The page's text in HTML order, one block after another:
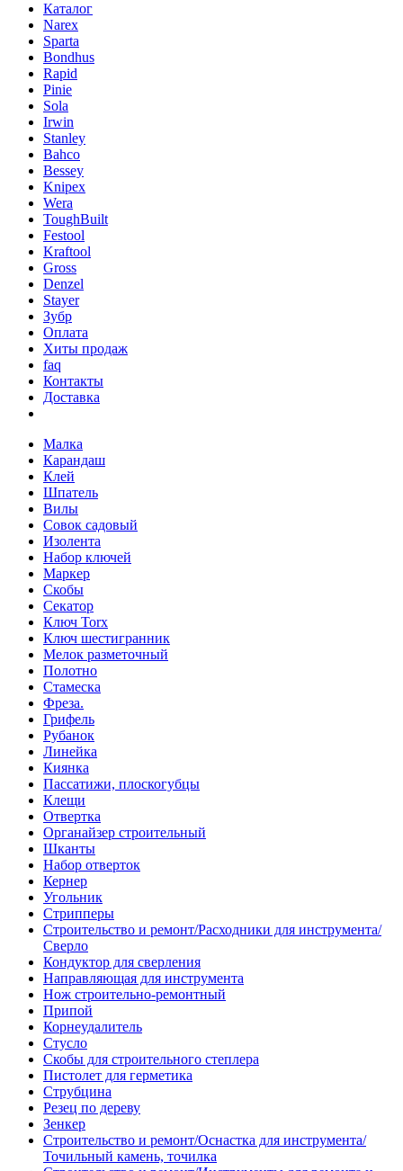
Каталог
Narex
Sparta
Bondhus
Rapid
Pinie
Sola
Irwin
Stanley
Bahco
Bessey
Knipex
Wera
ToughBuilt
Festool
Kraftool
Gross
Denzel
Stayer
Зубр
Оплата
Хиты продаж
faq
Контакты
Доставка
Малка
Карандаш
Клей
Шпатель
Вилы
Совок садовый
Изолента
Набор ключей
Маркер
Скобы
Секатор
Ключ Torx
Ключ шестигранник
Мелок разметочный
Полотно
Стамеска
Фреза.
Грифель
Рубанок
Линейка
Киянка
Пассатижи, плоскогубцы
Клещи
Отвертка
Органайзер строительный
Шканты
Набор отверток
Кернер
Угольник
Стрипперы
Строительство и ремонт/Расходники для инструмента/
Сверло
Кондуктор для сверления
Направляющая для инструмента
Нож строительно-ремонтный
Припой
Корнеудалитель
Стусло
Скобы для строительного степлера
Пистолет для герметика
Струбцина
Резец по дереву
Зенкер
Строительство и ремонт/Оснастка для инструмента/
Точильный камень, точилка